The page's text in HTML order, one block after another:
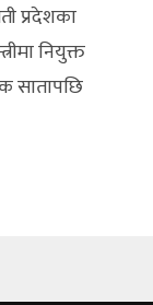
प्रदेशका
नियुक्त
सातापछि